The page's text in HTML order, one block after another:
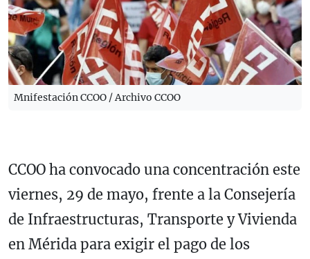
Mnifestación CCOO / Archivo CCOO
CCOO ha convocado una concentración este
viernes, 29 de mayo, frente a la Consejería
de Infraestructuras, Transporte y Vivienda
en Mérida para exigir el pago de los